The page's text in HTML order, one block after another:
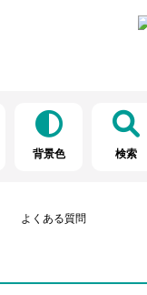
背景色 検索
よくある質問